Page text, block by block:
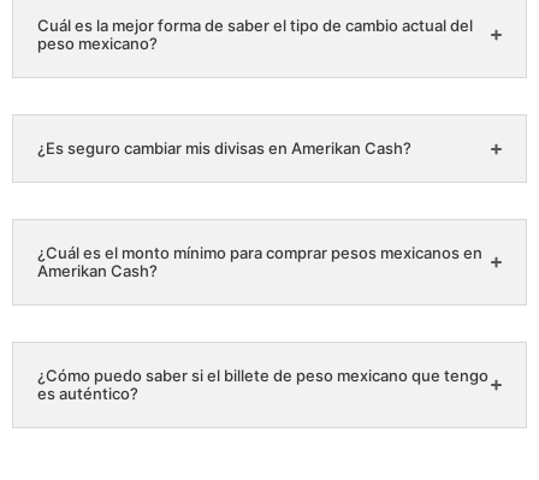
Cuál es la mejor forma de saber el tipo de cambio actual del
peso mexicano?
¿Es seguro cambiar mis divisas en Amerikan Cash?
¿Cuál es el monto mínimo para comprar pesos mexicanos en
Amerikan Cash?
¿Cómo puedo saber si el billete de peso mexicano que tengo
es auténtico?